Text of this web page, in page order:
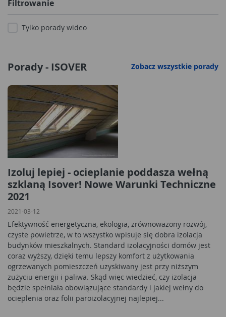
Filtrowanie
Tylko porady wideo
Porady - ISOVER Zobacz wszystkie porady
Izoluj lepiej - ocieplanie poddasza wełną
szklaną Isover! Nowe Warunki Techniczne
2021
2021-03-12
Efektywność energetyczna, ekologia, zrównoważony rozwój,
czyste powietrze, w to wszystko wpisuje się dobra izolacja
budynków mieszkalnych. Standard izolacyjności domów jest
coraz wyższy, dzięki temu lepszy komfort z użytkowania
ogrzewanych pomieszczeń uzyskiwany jest przy niższym
zużyciu energii i paliwa. Skąd więc wiedzieć, czy izolacja
będzie spełniała obowiązujące standardy i jakiej wełny do
ocieplenia oraz folii paroizolacyjnej najlepiej...